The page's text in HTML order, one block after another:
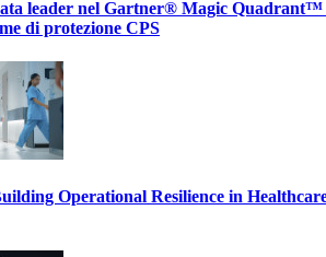
leader nel Gartner® Magic Quadrant™
di protezione CPS
Operational Resilience in